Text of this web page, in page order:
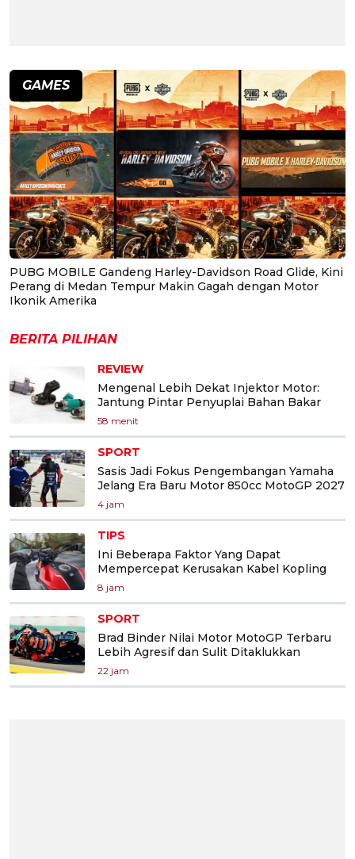
GAMES
PUBG MOBILE Gandeng Harley-Davidson Road Glide, Kini
Perang di Medan Tempur Makin Gagah dengan Motor
Ikonik Amerika
BERITA PILIHAN
REVIEW
Mengenal Lebih Dekat Injektor Motor:
Jantung Pintar Penyuplai Bahan Bakar
58 menit
SPORT
Sasis Jadi Fokus Pengembangan Yamaha
Jelang Era Baru Motor 850cc MotoGP 2027
4 jam
TIPS
Ini Beberapa Faktor Yang Dapat
Mempercepat Kerusakan Kabel Kopling
8 jam
SPORT
Brad Binder Nilai Motor MotoGP Terbaru
Lebih Agresif dan Sulit Ditaklukkan
22 jam